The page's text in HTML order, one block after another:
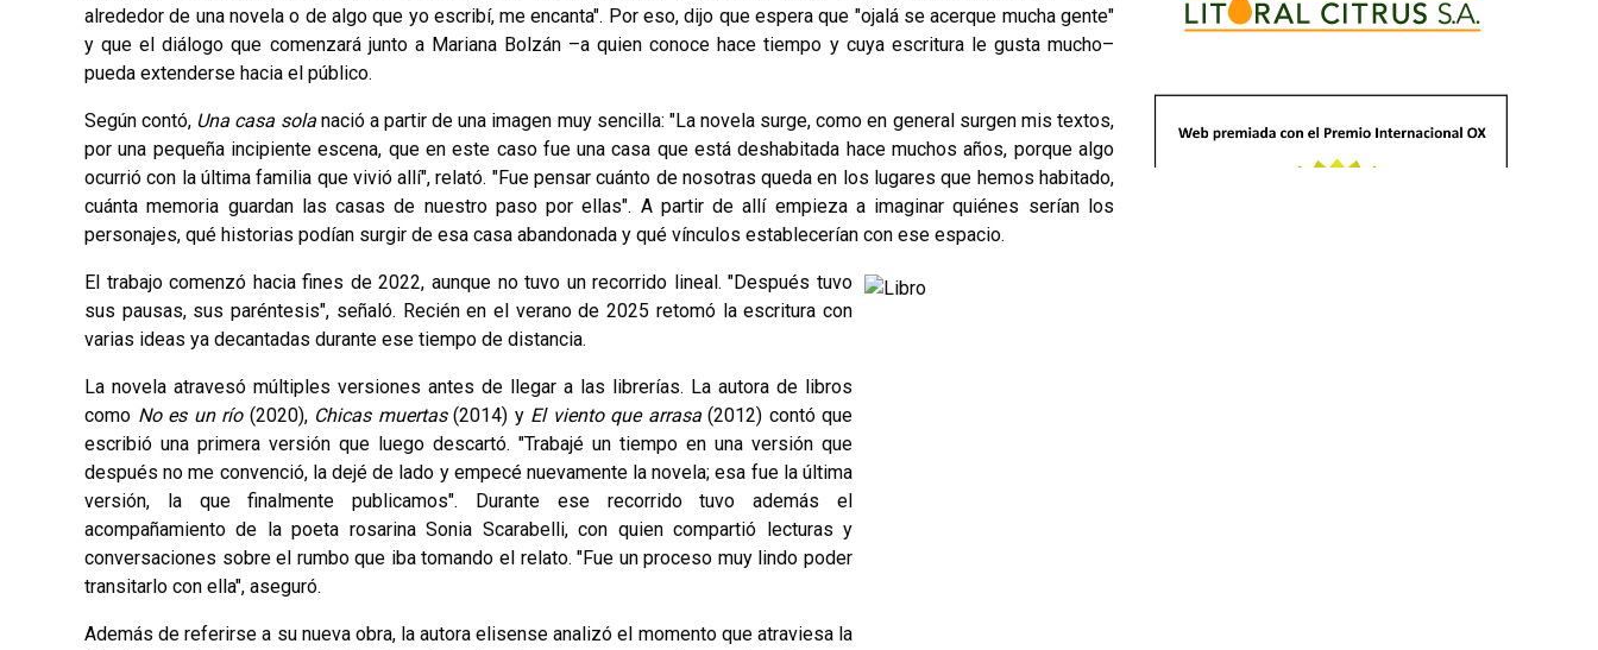
alrededor de una novela o de algo que yo escribí, me encanta". Por eso, dijo que espera que "ojalá se acerque mucha gente"
y que el diálogo que comenzará junto a Mariana Bolzán –a quien conoce hace tiempo y cuya escritura le gusta mucho–
pueda extenderse hacia el público.
Según contó, Una casa solanació a partir de una imagen muy sencilla: "La novela surge, como en general surgen mis textos,
por una pequeña incipiente escena, que en este caso fue una casa que está deshabitada hace muchos años, porque algo
ocurrió con la última familia que vivió allí", relató. "Fue pensar cuánto de nosotras queda en los lugares que hemos habitado,
cuánta memoria guardan las casas de nuestro paso por ellas". A partir de allí empieza a imaginar quiénes serían los
personajes, qué historias podían surgir de esa casa abandonada y qué vínculos establecerían con ese espacio.
El trabajo comenzó hacia fines de 2022, aunque no tuvo un recorrido lineal. "Después tuvo
sus pausas, sus paréntesis", señaló. Recién en el verano de 2025 retomó la escritura con
varias ideas ya decantadas durante ese tiempo de distancia.
La novela atravesó múltiples versiones antes de llegar a las librerías. La autora de libros
como No es un río(2020), Chicas muertas(2014) y El viento que arrasa(2012) contó que
escribió una primera versión que luego descartó. "Trabajé un tiempo en una versión que
después no me convenció, la dejé de lado y empecé nuevamente la novela; esa fue la última
versión, la que finalmente publicamos". Durante ese recorrido tuvo además el
acompañamiento de la poeta rosarina Sonia Scarabelli, con quien compartió lecturas y
conversaciones sobre el rumbo que iba tomando el relato. "Fue un proceso muy lindo poder
transitarlo con ella", aseguró.
Además de referirse a su nueva obra, la autora elisense analizó el momento que atraviesa la